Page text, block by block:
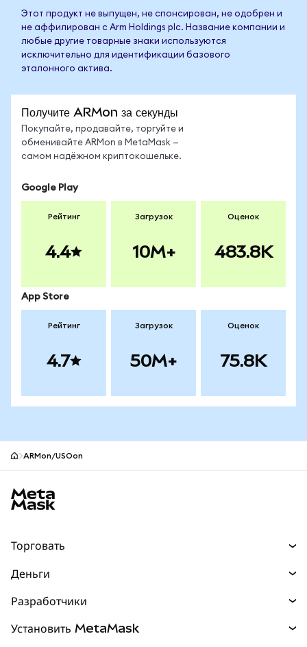
Этот продукт не выпущен, не спонсирован, не одобрен и
не аффилирован с Arm Holdings plc. Название компании и
любые другие товарные знаки используются
исключительно для идентификации базового
эталонного актива.
Получите ARMon за секунды
Покупайте, продавайте, торгуйте и
обменивайте ARMon в MetaMask —
самом надёжном криптокошельке.
Google Play
Рейтинг
4.4
Загрузок
10M+
Оценок
483.8K
App Store
Рейтинг
4.7
Загрузок
50M+
Оценок
75.8K
ARMon/USOon
Торговать
Прогнозы
Перпы НОВИНКА
Деньги
mUSD
Разработчики
Установить MetaMask